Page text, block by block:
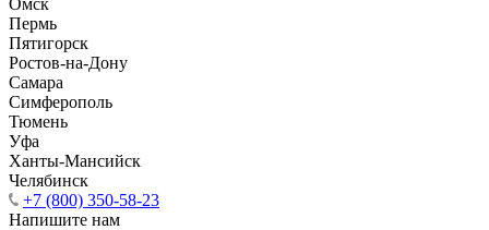
Омск
Пермь
Пятигорск
Ростов-на-Дону
Самара
Симферополь
Тюмень
Уфа
Ханты-Мансийск
Челябинск
+7 (800) 350-58-23
Напишите нам